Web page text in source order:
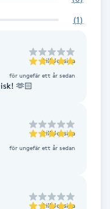
(1)
till Jessica
för ungefär ett år sedan
🫶🏻
till Jessica
för ungefär ett år sedan
till Jessica